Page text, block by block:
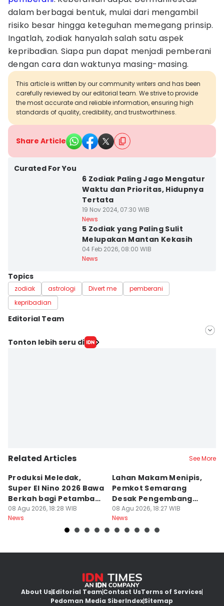
dalam berbagai bentuk, mulai dari mengambil
risiko besar hingga keteguhan memegang prinsip.
Ingatlah, zodiak hanyalah salah satu aspek
kepribadian. Siapa pun dapat menjadi pemberani
dengan cara dan waktunya masing-masing.
This article is written by our community writers and has been
carefully reviewed by our editorial team. We strive to provide
the most accurate and reliable information, ensuring high
standards of quality, credibility, and trustworthiness.
Share Article
Curated For You
6 Zodiak Paling Jago Mengatur
Waktu dan Prioritas, Hidupnya
Tertata
19 Nov 2024, 07:30 WIB
News
5 Zodiak yang Paling Sulit
Melupakan Mantan Kekasih
04 Feb 2026, 08:00 WIB
News
Topics
zodiak astrologi Divert me
pemberani
kepribadian
Editorial Team
Editor
Tonton lebih seru di
Related Articles See More
Produksi Meledak,
Super El Nino 2026 Bawa
Berkah bagi Petambak
Garam
08 Agu 2026, 18:28 WIB
News
Lahan Makam Menipis,
Pemkot Semarang
Desak Pengembang
Serahkan PSU
08 Agu 2026, 18:27 WIB
News
About UsEditorial TeamContact UsTerms of Services
Pedoman Media SiberIndexSitemap